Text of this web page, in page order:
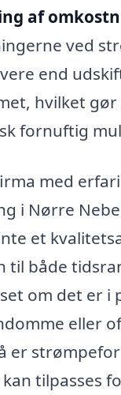
af
ved
end
hvilket gør
fornuftig
med
i Nørre
et
til både
om det er i
eller
er
tilpasses